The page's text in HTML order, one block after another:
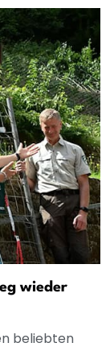
wieder
beliebten